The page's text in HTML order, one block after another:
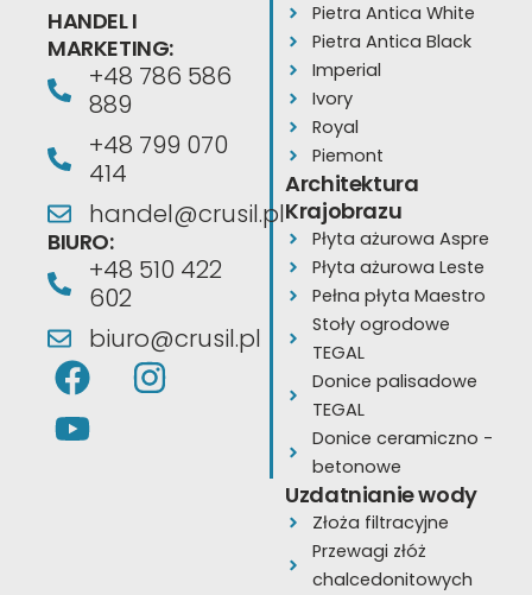
HANDEL I
MARKETING:
+48 786 586
889
+48 799 070
414
handel@crusil.pl
BIURO:
+48 510 422
602
biuro@crusil.pl
F
a
c
I
n
Y
o
u
Pietra Antica White
Pietra Antica Black
Imperial
Ivory
Royal
Piemont
Architektura
Krajobrazu
Płyta ażurowa Aspre
Płyta ażurowa Leste
Pełna płyta Maestro
Stoły ogrodowe
TEGAL
Donice palisadowe
TEGAL
Donice ceramiczno -
betonowe
Uzdatnianie wody
Złoża filtracyjne
Przewagi złóż
chalcedonitowych